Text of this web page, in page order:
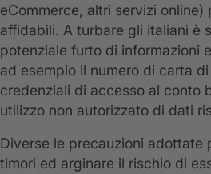
eCommerce, altri servizi online)
affidabili. A turbare gli italiani è
potenziale furto di informazioni
ad esempio il numero di carta
credenziali di accesso al conto
utilizzo non autorizzato di dati
Diverse le precauzioni adottate
timori ed arginare il rischio di